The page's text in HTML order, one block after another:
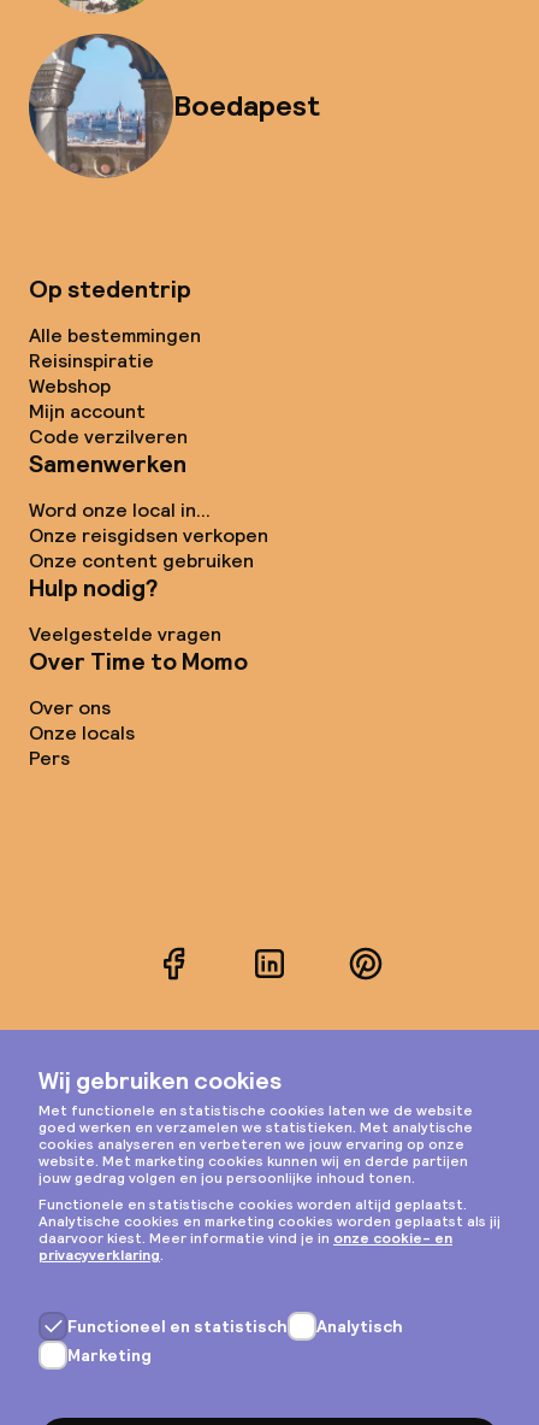
Boedapest
Op stedentrip
Alle bestemmingen
Reisinspiratie
Webshop
Mijn account
Code verzilveren
Samenwerken
Word onze local in...
Onze reisgidsen verkopen
Onze content gebruiken
Hulp nodig?
Veelgestelde vragen
Over Time to Momo
Over ons
Onze locals
Pers
FacebookLinkedInPinterest
Instagram
Privacy & cookies
Algemene voorwaarden